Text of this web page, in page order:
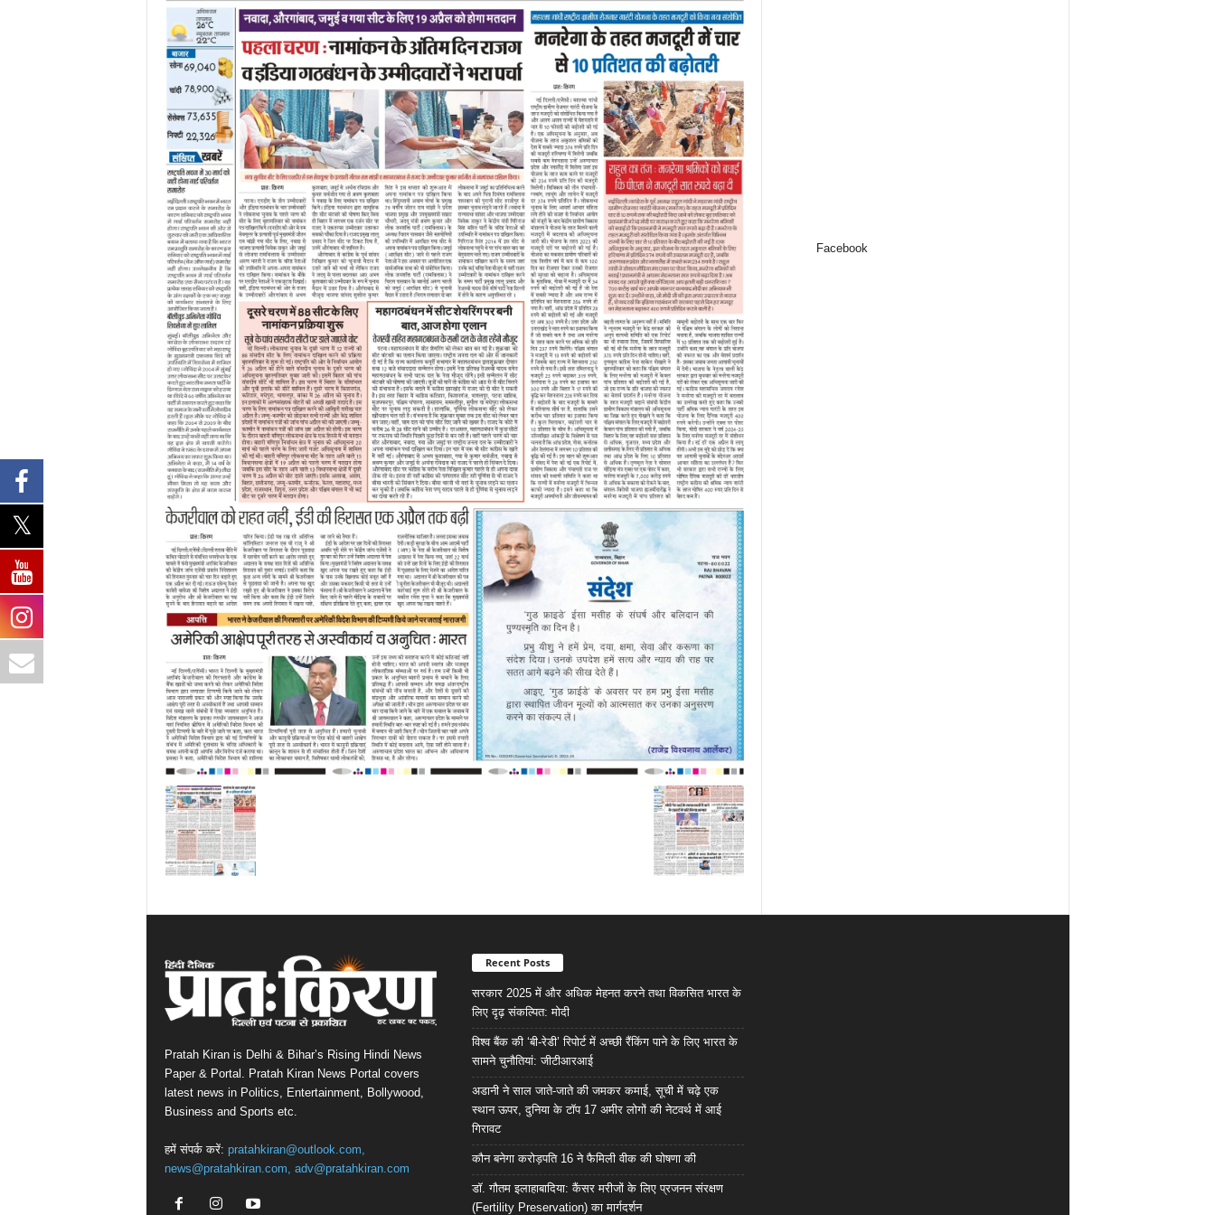
Facebook
Pratah Kiran is Delhi & Bihar’s Rising Hindi News
Paper & Portal. Pratah Kiran News Portal covers
latest news in Politics, Entertainment, Bollywood,
Business and Sports etc.
हमें संपर्क करें: pratahkiran@outlook.com,
news@pratahkiran.com, adv@pratahkiran.com
Recent Posts
सरकार 2025 में और अधिक मेहनत करने तथा विकसित भारत के
लिए दृढ़ संकल्पित: माेदी
विश्व बैंक की ‘बी-रेडी’ रिपोर्ट में अच्छी रैंकिंग पाने के लिए भारत के
सामने चुनौतियां: जीटीआरआई
अडानी ने साल जाते-जाते की जमकर कमाई, सूची में चढ़े एक
स्थान ऊपर, दुनिया के टॉप 17 अमीर लोगों की नेटवर्थ में आई
गिरावट
कौन बनेगा करोड़पति 16 ने फैमिली वीक की घोषणा की
डॉ. गौतम इलाहाबादिया: कैंसर मरीजों के लिए प्रजनन संरक्षण
(Fertility Preservation) का मार्गदर्शन